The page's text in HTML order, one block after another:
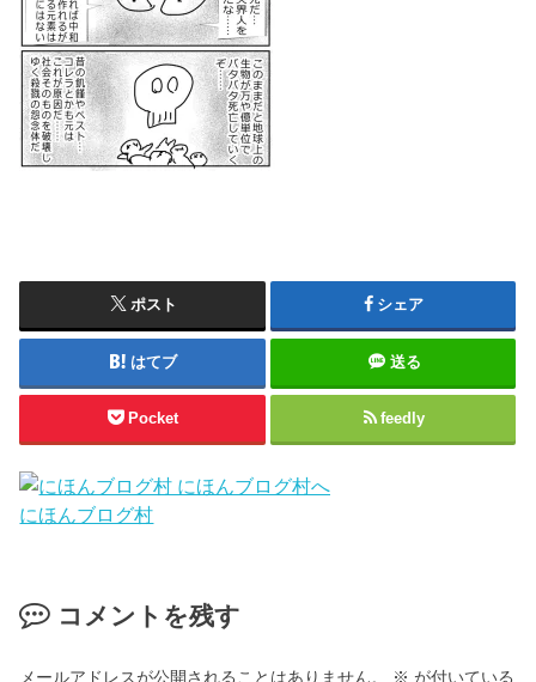
ポスト シェア
はてブ 送る
Pocket feedly
にほんブログ村
コメントを残す
メールアドレスが公開されることはありません。 ※ が付いている